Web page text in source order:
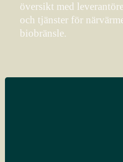
översikt med
och tjänster för
biobränsle.